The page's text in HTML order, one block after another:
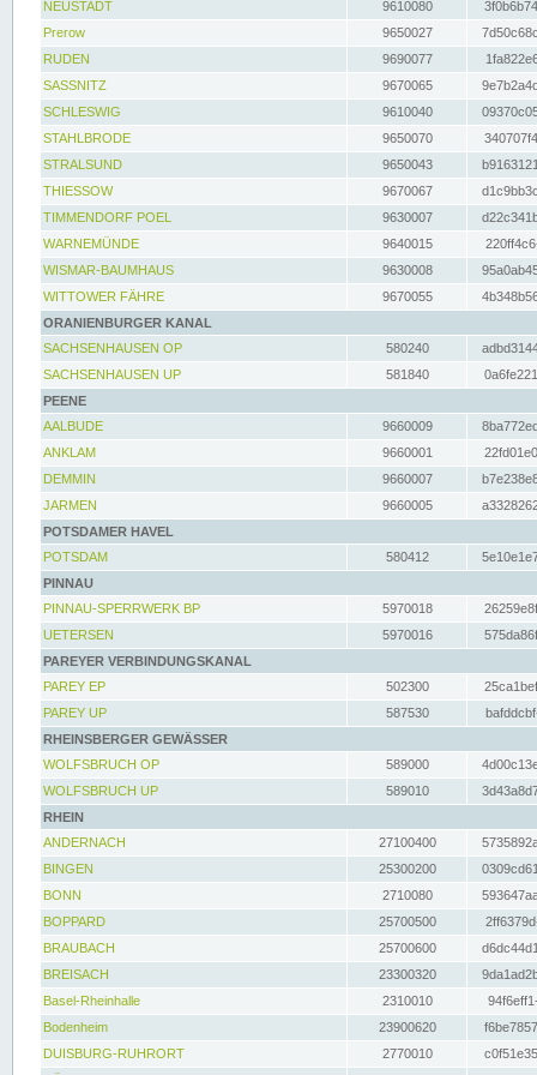
NEUSTADT 9610080
Prerow
9650027
RUDEN
9690077
SASSNITZ
9670065
SCHLESWIG
9610040
STAHLBRODE
9650070
STRALSUND
9650043
THIESSOW
9670067
TIMMENDORF POEL
9630007
WARNEMÜNDE
9640015
WISMAR-BAUMHAUS
9630008
WITTOWER FÄHRE
9670055
ORANIENBURGER KANAL
SACHSENHAUSEN OP
580240
SACHSENHAUSEN UP
581840
PEENE
AALBUDE
9660009
ANKLAM
9660001
DEMMIN
9660007
JARMEN
9660005
POTSDAMER HAVEL
POTSDAM
580412
PINNAU
PINNAU-SPERRWERK BP
5970018
UETERSEN
5970016
PAREYER VERBINDUNGSKANAL
PAREY EP
502300
PAREY UP
587530
RHEINSBERGER GEWÄSSER
WOLFSBRUCH OP
589000
WOLFSBRUCH UP
589010
RHEIN
ANDERNACH
27100400
BINGEN
25300200
BONN
2710080
BOPPARD
25700500
BRAUBACH
25700600
BREISACH
23300320
Basel-Rheinhalle
2310010
Bodenheim
23900620
DUISBURG-RUHRORT
2770010